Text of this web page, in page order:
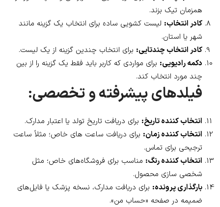
همزمان تیک بزند.
کادر انتخاب: لیست کشویی ساده برای انتخاب یک گزینه مانند
شهر یا استان.
کادر انتخاب چندتایی: برای انتخاب چندین گزینه از یک لیست.
دکمه رادیویی: برای مواردی که کاربر باید فقط یک گزینه را از بین
چند مورد انتخاب کند.
فیلدهای پیشرفته و تخصصی:
انتخاب کننده تاریخ: برای دریافت تاریخ تولد یا اعتبار مدارک.
انتخاب کننده زمان: برای دریافت ساعت های خاص؛ مثلاً ساعت
ترجیحی برای تماس.
انتخاب کننده رنگ: مناسب برای فروشگاه‌های خاص؛ مثل
شخصی سازی محصول.
بارگذاری پرونده: برای دریافت مدارک، نسخه پزشک یا فایل‌های
ضمیمه در صفحه «حساب من».